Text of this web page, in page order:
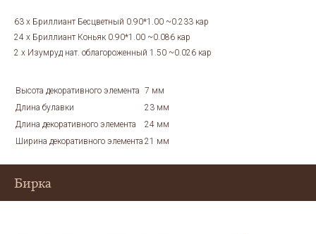
63 x Бриллиант Бесцветный 0.90*1.00 ~0.233 кар
24 x Бриллиант Коньяк 0.90*1.00 ~0.086 кар
2 x Изумруд нат. облагороженный 1.50 ~0.026 кар
Высота декоративного элемента 7 мм
Длина булавки
23 мм
Длина декоративного элемента
24 мм
Ширина декоративного элемента 21 мм
Бирка